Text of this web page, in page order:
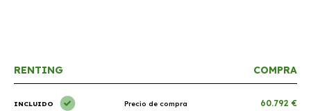
RENTING COMPRA
INCLUIDO Precio de compra 60.792 €